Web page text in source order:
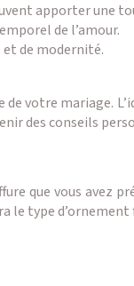
apporter une
de l’amour.
de modernité.
votre mariage.
des conseils
que vous avez
le type